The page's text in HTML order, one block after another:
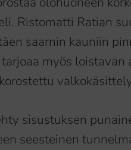
Ristomatti Ratian
saarnin kauniin
myös loistavan
sisustuksen
seesteinen